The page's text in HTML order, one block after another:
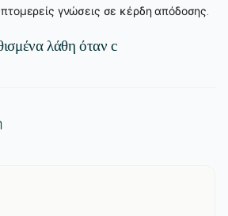
γνώσεις σε κέρδη απόδοσης.
λάθη όταν c